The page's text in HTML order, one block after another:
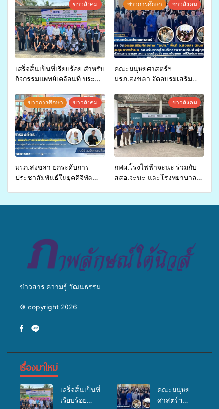
ข่าวสังคม
เสร็จสิ้นเป็นที่เรียบร้อย สำหรับ
กิจกรรมแพทย์เคลื่อนที่ ประจำ
สุขภาพแก่ประชาชนในพื้นที่
อำเภอจะนะ
ข่าวการศึกษา ข่าวสังคม
คณะมนุษยศาสตร์ฯ
มรภ.สงขลา จัดอบรมเสริม
จ่ายงบกองทุนสุขภาพตำบล
รองรับการจัดบริการพาหนะรับ
ส่งผู้ทุพพลภาพเพื่อเข้ารับ
บริการสาธารณสุข ลดความ
เหลื่อมล้ำ ยกระดับคุณภาพ
ชีวิตประชาชนอย่างยั่งยืน
ข่าวการศึกษา ข่าวสังคม
มรภ.สงขลา ยกระดับการ
ประชาสัมพันธ์ในยุคดิจิทัล
ข่าวสังคม
กฟผ.โรงไฟฟ้าจะนะ ร่วมกับ
สสอ.จะนะ และโรงพยาบาล
ข่าวสาร ความรู้ วัฒนธรรม
© copyright 2026
เรื่องมาใหม่
เสร็จสิ้นเป็นที่
เรียบร้อย
คณะมนุษย
ศาสตร์ฯ